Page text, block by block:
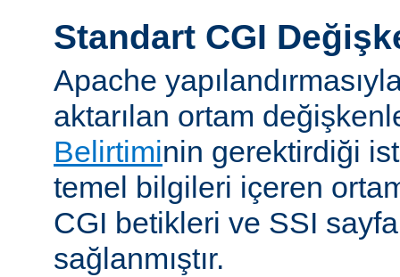
Standart CGI
Apache
aktarılan ortam
Belirtiminin gerektirdiği
temel bilgileri içeren
CGI betikleri ve SSI
sağlanmıştır.